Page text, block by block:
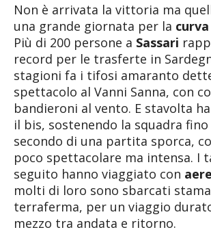
Non è arrivata la vittoria ma
una grande giornata per la
Più di 200 persone a Sassari
record per le trasferte in
stagioni fa i tifosi amaranto
spettacolo al Vanni Sanna, con
bandieroni al vento. E stavolta
il bis, sostenendo la squadra fino
secondo di una partita sporca,
poco spettacolare ma intensa. I
seguito hanno viaggiato con
molti di loro sono sbarcati
terraferma, per un viaggio
mezzo tra andata e ritorno.